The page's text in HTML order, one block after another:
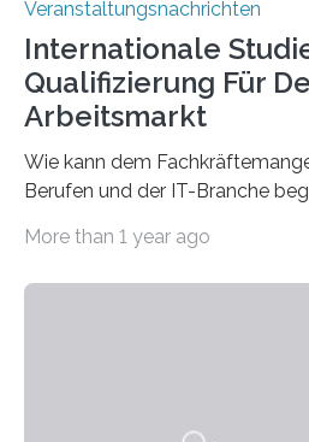
Veranstaltungsnachrichten
Internationale
Qualifizierung Für
Arbeitsmarkt
Wie kann dem
Berufen und der IT-Branche
Universität des Saarlandes und
More than 1 year ago